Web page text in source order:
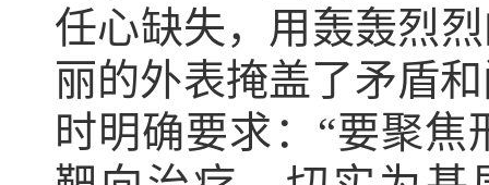
任心缺失，用轰轰烈
丽的外表掩盖了矛盾
时明确要求：“要聚